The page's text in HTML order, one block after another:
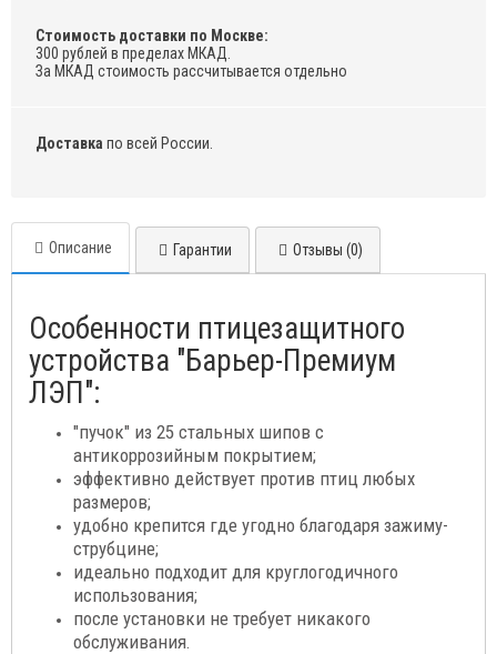
Стоимость доставки по Москве:
300 рублей в пределах МКАД.
За МКАД стоимость рассчитывается отдельно
Доставка по всей России.
Описание Гарантии Отзывы (0)
Особенности птицезащитного
устройства "Барьер-Премиум
ЛЭП":
"пучок" из 25 стальных шипов с
антикоррозийным покрытием;
эффективно действует против птиц любых
размеров;
удобно крепится где угодно благодаря зажиму-
струбцине;
идеально подходит для круглогодичного
использования;
после установки не требует никакого
обслуживания.